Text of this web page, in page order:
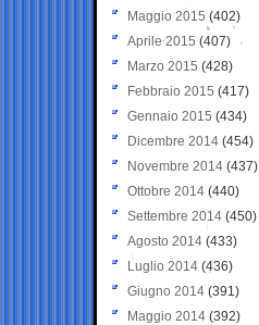
Maggio 2015 (402)
Aprile 2015 (407)
Marzo 2015 (428)
Febbraio 2015 (417)
Gennaio 2015 (434)
Dicembre 2014 (454)
Novembre 2014 (437)
Ottobre 2014 (440)
Settembre 2014 (450)
Agosto 2014 (433)
Luglio 2014 (436)
Giugno 2014 (391)
Maggio 2014 (392)